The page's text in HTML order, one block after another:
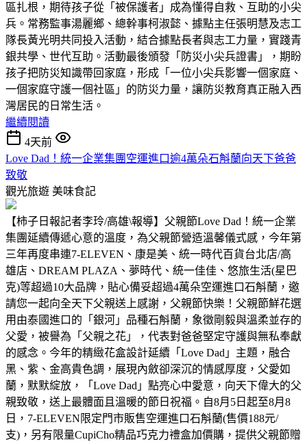
區扎根，期待孩子從「被保護者」成為懂得自救、互助的小尖
兵。常務監事湯麗鄉、總幹事柯淑懿、據點主任張明慧及志工
隊長黃光明共同投入活動，結合據點長者與志工力量，實踐青
銀共學、世代互助。活動最後頒發「防災小尖兵證書」，期盼
孩子把防災知識帶回家庭，形成「一位小尖兵影響一個家庭、
一個家庭守護一個社區」的防災力量，讓防災教育真正融入西
灣居民的日常生活。
繼續閱讀
4天前
Love Dad！統一企業集團空運進口逾4萬朵石斛蘭向天下爸爸
致敬
觀光旅遊 美味食記
【柿子日報記者李玲/高雄\報導】父親節Love Dad！統一企業
集團延續傳遞心意的溫度，為父親節營造溫馨儀式感，今年第
三年再度串連7-ELEVEN、康是美、統一時代百貨台北店/高
雄店、DREAM PLAZA、夢時代、統一佳佳、悠旅生活(星巴
克)等超過10大品牌，貼心備妥超過4萬朵空運進口石斛蘭，邀
請您一起向全天下父親送上感謝，父親節快樂！父親節鮮花選
用由泰國進口的「銀河」品種石斛蘭，象徵剛毅與溫柔並存的
父愛，被譽為「父親之花」，代表對爸爸堅定守護與無私奉獻
的感念。今年的精緻花盒設計延續「Love Dad」主題，融合
黑、紫、金高貴色調，展現內斂卻深沉的情感厚度，父愛如
蘭，默默綻放，「Love Dad」點亮心中愛意，向天下偉大的父
親致敬，送上最體面且溫暖的節日祝福。自8月5日起至8月8
日，7-ELEVEN限定門市販售空運進口石斛蘭(售價188元/
支)，另有限量CupiCho精品巧克力禮盒加價購，提供父親節贈